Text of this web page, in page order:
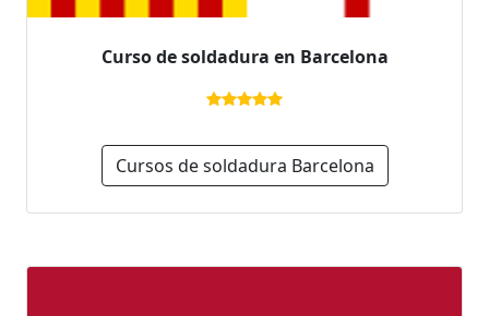
Curso de soldadura en Barcelona
Cursos de soldadura Barcelona